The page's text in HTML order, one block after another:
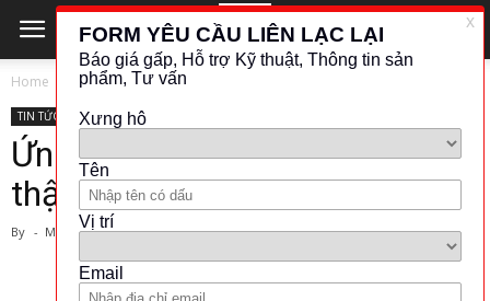
Home TIN TỨC - CÔNG NGHỆ
TIN TỨC - CÔNG NGHỆ
Ứng dụng thiết bị HW để thu
thập và quản lý dữ liệu
By - March 1, 2024 182
1283